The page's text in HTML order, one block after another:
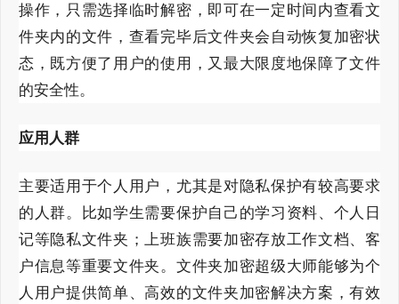
操作，只需选择临时解密，即可在一定时间内查看文
件夹内的文件，查看完毕后文件夹会自动恢复加密状
态，既方便了用户的使用，又最大限度地保障了文件
的安全性。
应用人群
主要适用于个人用户，尤其是对隐私保护有较高要求
的人群。比如学生需要保护自己的学习资料、个人日
记等隐私文件夹；上班族需要加密存放工作文档、客
户信息等重要文件夹。文件夹加密超级大师能够为个
人用户提供简单、高效的文件夹加密解决方案，有效